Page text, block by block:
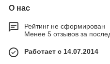
О нас
Рейтинг не сформирован
Менее 5 отзывов за
Работает с 14.07.2014